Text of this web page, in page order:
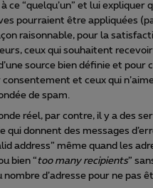
à ce “quelqu’un” et lui expliquer
pourraient être appliquées
raisonnable, pour la
ceux qui souhaitent
source bien définie et pour
consentement et ceux qui
de spam.
réel, par contre, il y a des
qui donnent des messages
address” même quand les
bien “ too many recipients”
d’adresse pour ne pas